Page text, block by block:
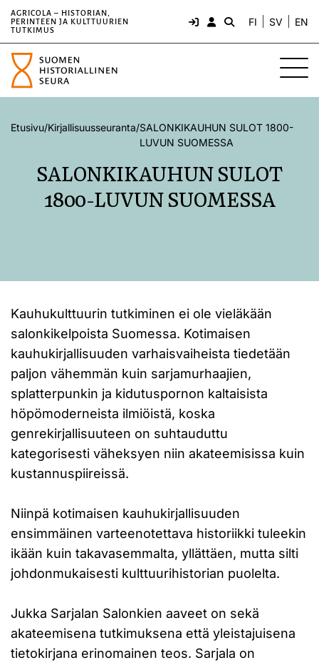
AGRICOLA – HISTORIAN,
PERINTEEN JA KULTTUURIEN
TUTKIMUS
FI SV EN
Etusivu/Kirjallisuusseuranta/SALONKIKAUHUN SULOT 1800-
LUVUN SUOMESSA
SALONKIKAUHUN SULOT
1800-LUVUN SUOMESSA
Kauhukulttuurin tutkiminen ei ole vieläkään
salonkikelpoista Suomessa. Kotimaisen
kauhukirjallisuuden varhaisvaiheista tiedetään
paljon vähemmän kuin sarjamurhaajien,
splatterpunkin ja kidutuspornon kaltaisista
höpömoderneista ilmiöistä, koska
genrekirjallisuuteen on suhtauduttu
kategorisesti väheksyen niin akateemisissa kuin
kustannuspiireissä.
Niinpä kotimaisen kauhukirjallisuuden
ensimmäinen varteenotettava historiikki tuleekin
ikään kuin takavasemmalta, yllättäen, mutta silti
johdonmukaisesti kulttuurihistorian puolelta.
Jukka Sarjalan Salonkien aaveet on sekä
akateemisena tutkimuksena että yleistajuisena
tietokirjana erinomainen teos. Sarjala on